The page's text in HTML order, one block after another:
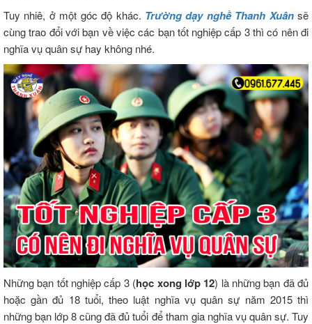
Tuy nhiê, ở một góc độ khác. Trường dạy nghề Thanh Xuânsẽ
cùng trao đổi với bạn về việc các bạn tốt nghiệp cấp 3 thì có nên đi
nghĩa vụ quân sự hay không nhé.
Những bạn tốt nghiệp cấp 3 (học xong lớp 12) là những bạn đã đủ
hoặc gần đủ 18 tuổi, theo luật nghĩa vụ quân sự năm 2015 thì
những bạn lớp 8 cũng đã đủ tuổi để tham gia nghĩa vụ quân sự. Tuy